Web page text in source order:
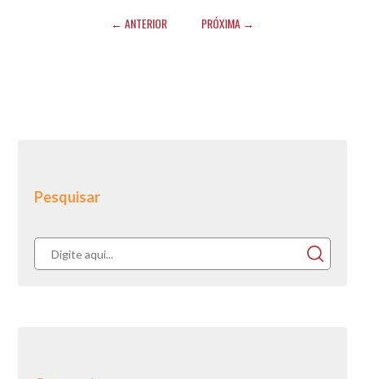
← ANTERIOR PRÓXIMA →
Pesquisar